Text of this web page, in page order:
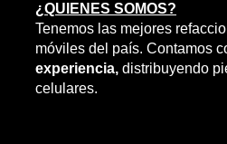
¿QUIENES SOMOS?
Tenemos las mejores
móviles del país. Contamos
experiencia, distribuyendo
celulares.